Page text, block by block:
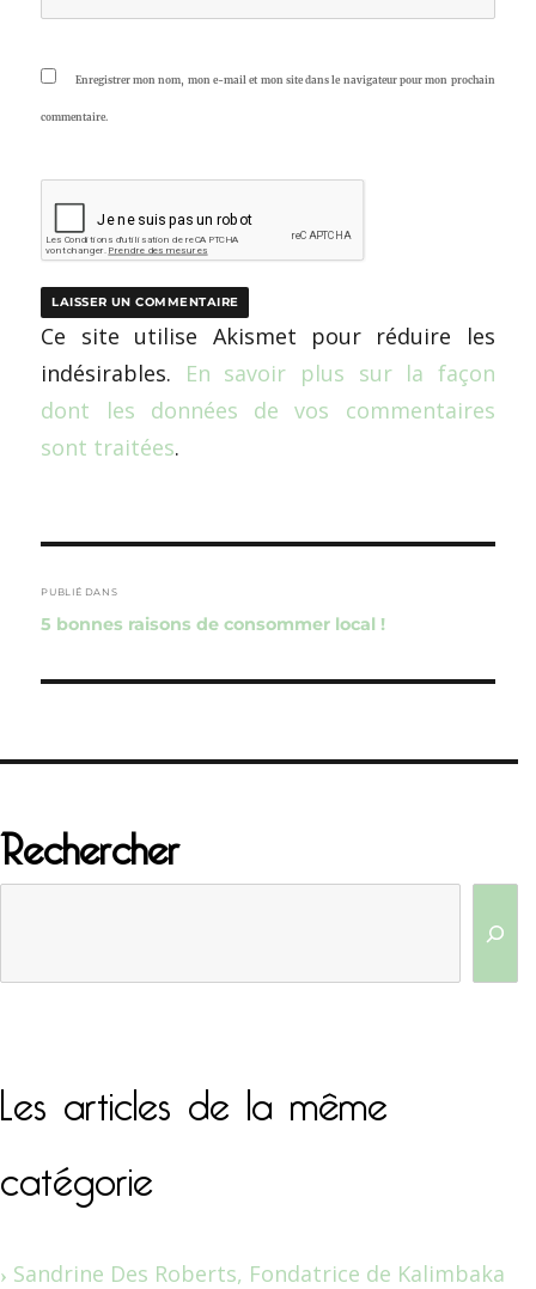
Enregistrer mon nom, mon e-mail et mon site dans le navigateur pour mon prochain
commentaire.
Ce site utilise Akismet pour réduire les
indésirables. En savoir plus sur la façon
dont les données de vos commentaires
sont traitées.
de
l’article
PUBLIÉ DANS
5 bonnes raisons de consommer local !
Rechercher
Les articles de la même
catégorie
Sandrine Des Roberts, Fondatrice de Kalimbaka